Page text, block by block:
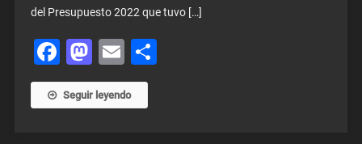
del Presupuesto 2022 que tuvo […]
Facebook
Mastodon
Email
Seguir leyendo